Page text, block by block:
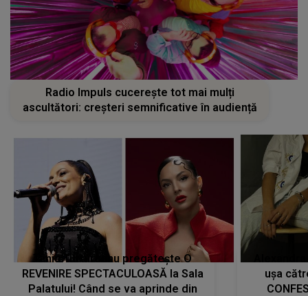
Radio Impuls cucerește tot mai mulți
ascultători: creșteri semnificative în audiență
Tania Turtureanu pregătește O
REVENIRE SPECTACULOASĂ la Sala
Palatului! Când se va aprinde din
ușa